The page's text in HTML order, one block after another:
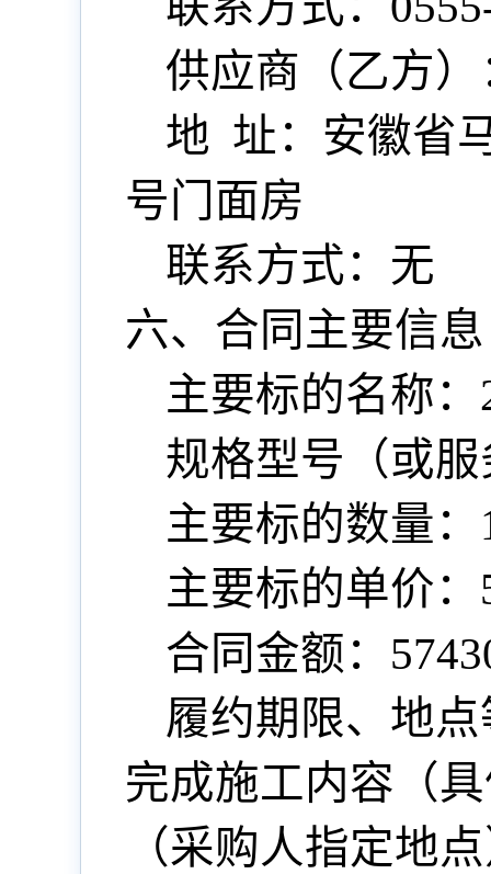
供应商（乙方）
地 址：安徽省
号门面房
联系方式：无
六、合同主要信息
主要标的名称：
规格型号（或
主要标的数量：
主要标的单价：
合同金额：
履约期限、地
完成施工内容（
（采购人指定地